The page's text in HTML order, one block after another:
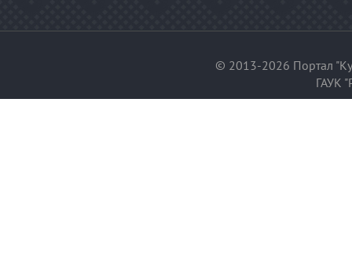
© 2013-2026 Портал
ГАУК